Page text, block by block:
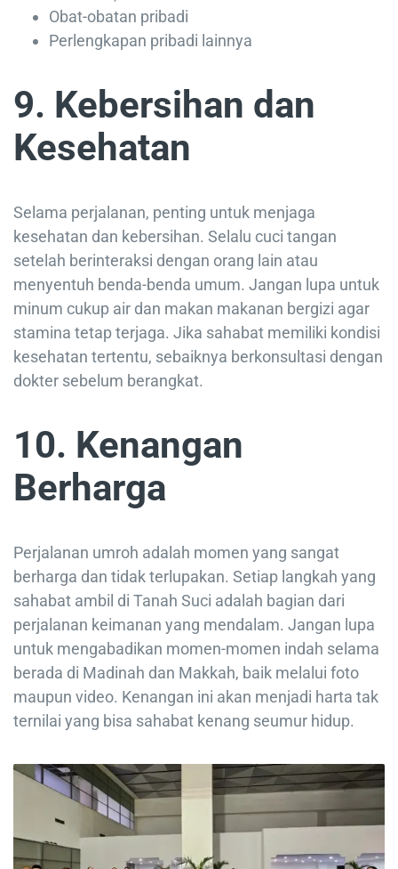
Obat-obatan pribadi
Perlengkapan pribadi lainnya
9. Kebersihan dan
Kesehatan
Selama perjalanan, penting untuk menjaga
kesehatan dan kebersihan. Selalu cuci tangan
setelah berinteraksi dengan orang lain atau
menyentuh benda-benda umum. Jangan lupa untuk
minum cukup air dan makan makanan bergizi agar
stamina tetap terjaga. Jika sahabat memiliki kondisi
kesehatan tertentu, sebaiknya berkonsultasi dengan
dokter sebelum berangkat.
10. Kenangan
Berharga
Perjalanan umroh adalah momen yang sangat
berharga dan tidak terlupakan. Setiap langkah yang
sahabat ambil di Tanah Suci adalah bagian dari
perjalanan keimanan yang mendalam. Jangan lupa
untuk mengabadikan momen-momen indah selama
berada di Madinah dan Makkah, baik melalui foto
maupun video. Kenangan ini akan menjadi harta tak
ternilai yang bisa sahabat kenang seumur hidup.